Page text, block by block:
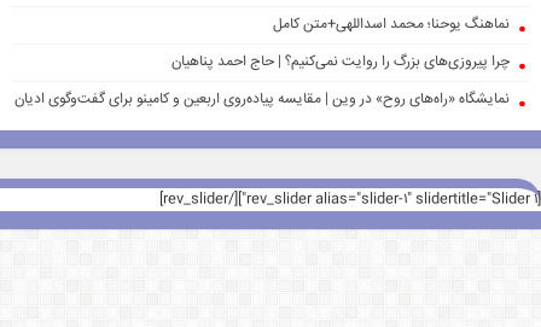
نماهنگ یوحنا؛ محمد اسداللهی+متن کامل
چرا پیروزی‌های بزرگ را روایت نمی‌کنیم؟ | حاج احمد پناهیان
نمایشگاه «راه‌های روح» در وین | مقایسه پیاده‌روی اربعین و کامینو برای گفت‌وگوی ادیان
[rev_slider alias="slider-1" slidertitle="Slider 1"][/rev_slider]